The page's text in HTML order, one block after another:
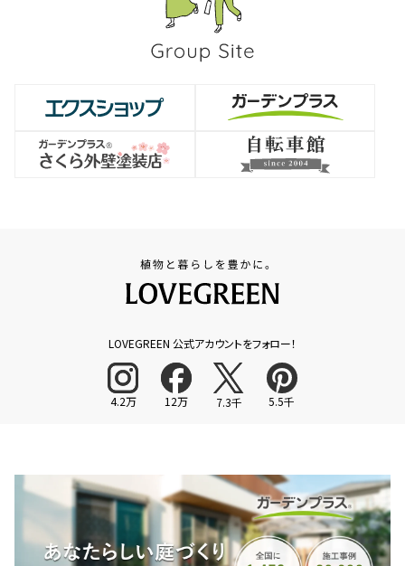
LOVEGREEN 公式アカウントをフォロー！
4.2万 12万 7.3千 5.5千